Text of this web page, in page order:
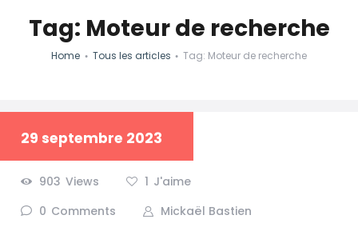
Tag: Moteur de recherche
Home Tous les articles Tag: Moteur de recherche
29 septembre 2023
903 Views 1 J'aime
0 Comments Mickaël Bastien